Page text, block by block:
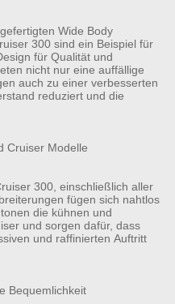
Wide Body
300 sind ein Beispiel für
für Qualität und
nicht nur eine auffällige
auch zu einer verbesserten
reduziert und die
Cruiser Modelle
300, einschließlich aller
fügen sich nahtlos
die kühnen und
und sorgen dafür, dass
und raffinierten Auftritt
Bequemlichkeit